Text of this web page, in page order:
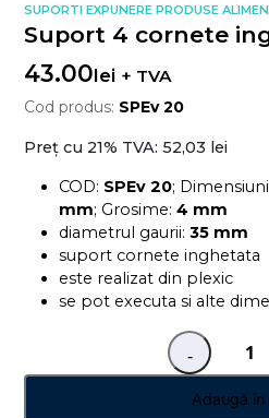
SUPORTI EXPUNERE PRODUSE
Suport 4 cornete
43.00lei + TVA
Cod produs: SPEv 20
Preț cu 21% TVA: 52,03 lei
COD: SPEv 20;
mm; Grosime: 4 mm
diametrul gaurii: 35 mm
suport cornete inghetata
este realizat din plexic
se pot executa si alte
-
Cantitate
Suport
Adaugă în